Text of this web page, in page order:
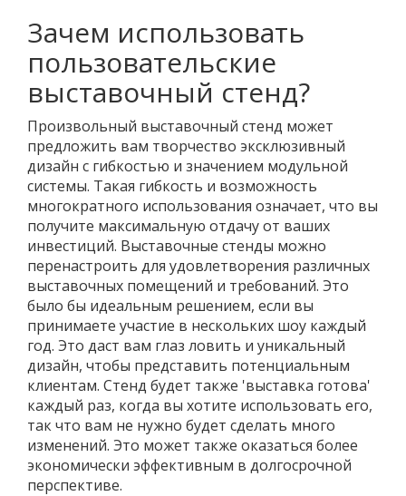
Зачем использовать
пользовательские
выставочный стенд?
Произвольный выставочный стенд может
предложить вам творчество эксклюзивный
дизайн с гибкостью и значением модульной
системы. Такая гибкость и возможность
многократного использования означает, что вы
получите максимальную отдачу от ваших
инвестиций. Выставочные стенды можно
перенастроить для удовлетворения различных
выставочных помещений и требований. Это
было бы идеальным решением, если вы
принимаете участие в нескольких шоу каждый
год. Это даст вам глаз ловить и уникальный
дизайн, чтобы представить потенциальным
клиентам. Стенд будет также 'выставка готова'
каждый раз, когда вы хотите использовать его,
так что вам не нужно будет сделать много
изменений. Это может также оказаться более
экономически эффективным в долгосрочной
перспективе.